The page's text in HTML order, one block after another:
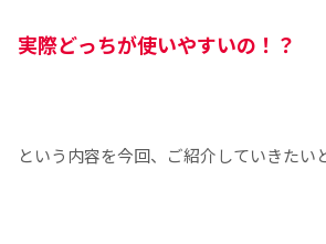
実際どっちが使いやすいの！？
という内容を今回、ご紹介していきたい